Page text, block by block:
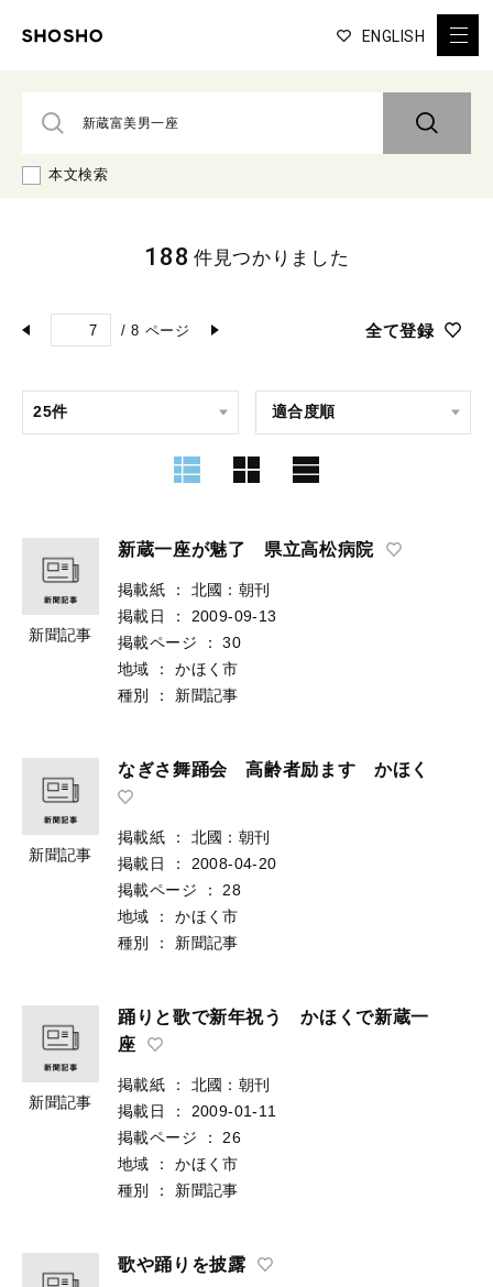
ENGLISH
本文検索
/ 8 ページ 全て登録
188 件見つかりました
新聞記事
新蔵一座が魅了 県立高松病院
掲載紙 ：
北國：朝刊
掲載日
：
2009-09-13
掲載ページ
：
30
地域
：
かほく市
種別
： 新聞記事
新聞記事
なぎさ舞踊会 高齢者励ます かほく
掲載紙 ：
北國：朝刊
掲載日
：
2008-04-20
掲載ページ
：
28
地域
：
かほく市
種別
： 新聞記事
新聞記事
踊りと歌で新年祝う かほくで新蔵一
座
掲載紙 ：
北國：朝刊
掲載日
：
2009-01-11
掲載ページ
：
26
地域
：
かほく市
種別
： 新聞記事
歌や踊りを披露